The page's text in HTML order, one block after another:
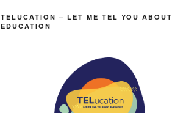
TELUCATION – LET ME TEL YOU ABOUT
EDUCATION